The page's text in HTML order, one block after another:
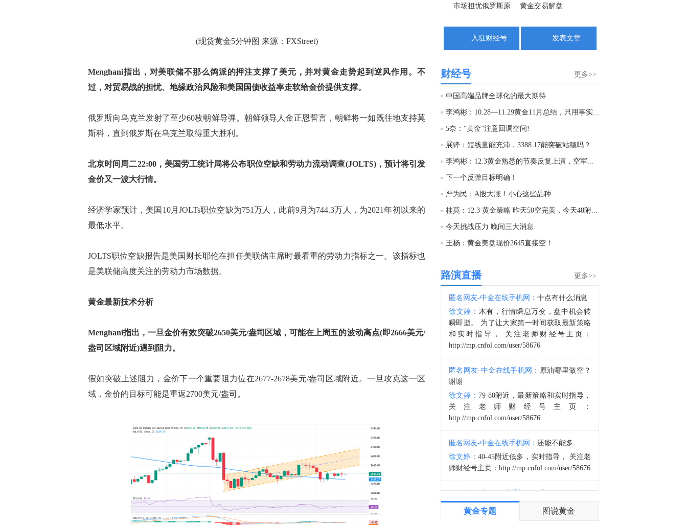
(现货黄金5分钟图 来源：FXStreet)
Menghani指出，对美联储不那么鸽派的押注支撑了美元，并对黄金走势起到逆风作用。不
过，对贸易战的担忧、地缘政治风险和美国国债收益率走软给金价提供支撑。
俄罗斯向乌克兰发射了至少60枚朝鲜导弹。朝鲜领导人金正恩誓言，朝鲜将一如既往地支持莫
斯科，直到俄罗斯在乌克兰取得重大胜利。
北京时间周二22:00，美国劳工统计局将公布职位空缺和劳动力流动调查(JOLTS)，预计将引发
金价又一波大行情。
经济学家预计，美国10月JOLTs职位空缺为751万人，此前9月为744.3万人，为2021年初以来的
最低水平。
JOLTS职位空缺报告是美国财长耶伦在担任美联储主席时最看重的劳动力指标之一。该指标也
是美联储高度关注的劳动力市场数据。
黄金最新技术分析
Menghani指出，一旦金价有效突破2650美元/盎司区域，可能在上周五的波动高点(即2666美元/
盎司区域附近)遇到阻力。
假如突破上述阻力，金价下一个重要阻力位在2677-2678美元/盎司区域附近。一旦攻克这一区
域，金价的目标可能是重返2700美元/盎司。
美国财政部：在最新双周报告期内，投资基金买入527.74亿美元2031年7月31日到期的5年期美国国债，此前一个月为506.26亿美元。外国投资者买入66.23亿美元2031年7月31日到期的5年期美国国债，此前一个月为88.65亿美元。
02:58:23
以色列国防军发言人：以色列国防军根据客观考量和对形势的评估，向公众发布信息。以色列国防军发言人不会发布根据评估可能危及我们在战区行动部队的信息。
02:45:57
马斯克：我们正在努力让Grok Build对非技术用户来说也非常容易使用。
市场担忧俄罗斯原
黄金交易解盘
入驻财经号 发表文章
更多>>
财经号
中国高端品牌全球化的最大期待
李鸿彬：10.28—11.29黄金11月总结，只用事实说话！
5奈：“黄金”注意回调空间!
展锋：短线量能充沛，3388.17能突破站稳吗？
李鸿彬：12.3黄金熟悉的节奏反复上演，空军蓄势待发
下一个反弹目标明确！
严为民：A股大涨！小心这些品种
桂莫：12.3 黄金策略 昨天50空完美，今天48附近空！
今天挑战压力 晚间三大消息
王杨：黄金美盘现价2645直接空！
更多>>
路演直播
匿名网友-中金在线手机网： 十点有什么消息
徐文婷： 木有，行情瞬息万变，盘中机会转
瞬即逝。 为了让大家第一时间获取最新策略
和实时指导， 关注老师财经号主页：
http://mp.cnfol.com/user/58676
匿名网友-中金在线手机网： 原油哪里做空？
谢谢
徐文婷： 79-80附近，最新策略和实时指导，
关注老师财经号主页：
http://mp.cnfol.com/user/58676
匿名网友-中金在线手机网： 还能不能多
徐文婷： 40-45附近低多，实时指导， 关注老
师财经号主页：http://mp.cnfol.com/user/58676
匿名网友-中金在线手机网：老师好，4345可
以多吗？
黄金专题 图说黄金